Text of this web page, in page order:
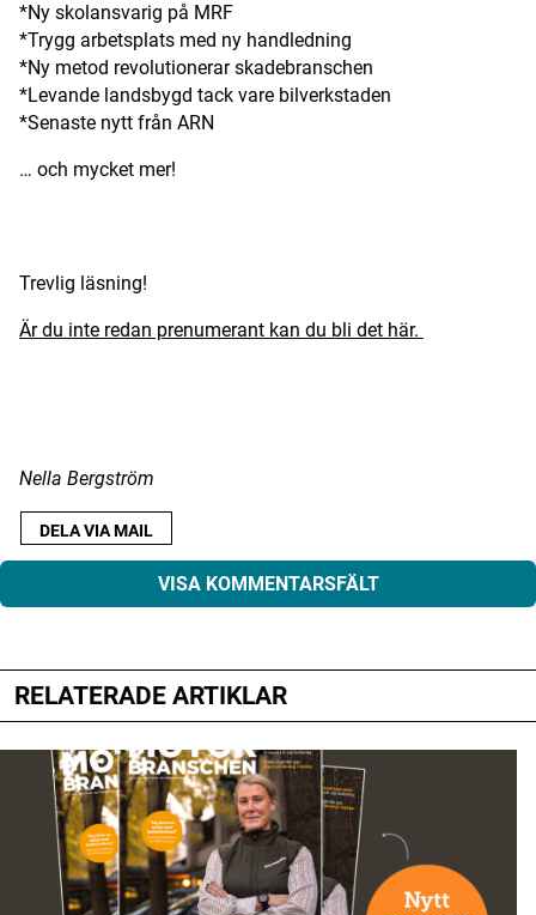
*Ny skolansvarig på MRF
*Trygg arbetsplats med ny handledning
*Ny metod revolutionerar skadebranschen
*Levande landsbygd tack vare bilverkstaden
*Senaste nytt från ARN
… och mycket mer!
Trevlig läsning!
Är du inte redan prenumerant kan du bli det här.
Nella Bergström
DELA VIA MAIL
VISA KOMMENTARSFÄLT
Din e-postadress kommer inte publiceras.
Obligatoriska fält är märkta*
Kommentar*
RELATERADE ARTIKLAR